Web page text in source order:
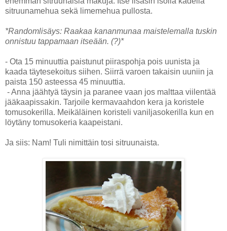
sitruunamehua sekä limemehua pullosta.
*Randomlisäys: Raakaa kananmunaa maistelemalla tuskin
onnistuu tappamaan itseään. (?)*
- Ota 15 minuuttia paistunut piiraspohja pois uunista ja
kaada täytesekoitus siihen. Siirrä varoen takaisin uuniin ja
paista 150 asteessa 45 minuuttia.
- Anna jäähtyä täysin ja paranee vaan jos malttaa viilentää
jääkaapissakin. Tarjoile kermavaahdon kera ja koristele
tomusokerilla. Meikäläinen koristeli vaniljasokerilla kun en
löytäny tomusokeria kaapeistani.
Ja siis: Nam! Tuli nimittäin tosi sitruunaista.